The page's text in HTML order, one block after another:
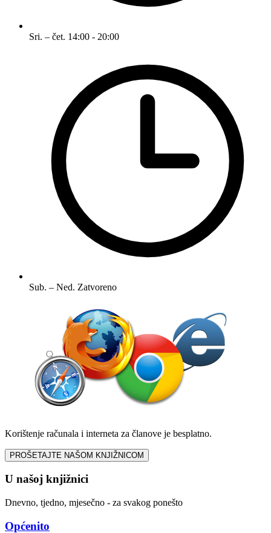
Sri. – čet. 14:00 - 20:00
Sub. – Ned. Zatvoreno
Korištenje računala i interneta za članove je besplatno.
PROŠETAJTE NAŠOM KNJIŽNICOM
U našoj knjižnici
Dnevno, tjedno, mjesečno - za svakog ponešto
Općenito